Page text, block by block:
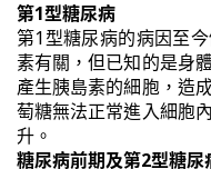
第1型糖尿病
第1型糖尿病的病因至
素有關，但已知的是身
產生胰島素的細胞，造
萄糖無法正常進入細胞
升。
糖尿病前期及第2型糖尿